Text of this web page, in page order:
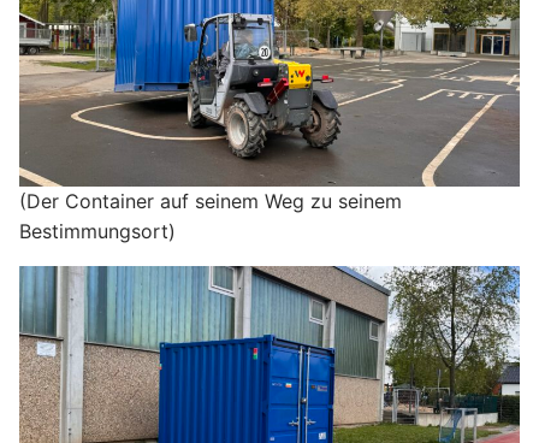
(Der Container auf seinem Weg zu seinem
Bestimmungsort)